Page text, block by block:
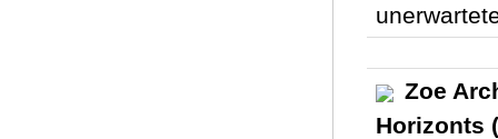
Zoe
Horizonts